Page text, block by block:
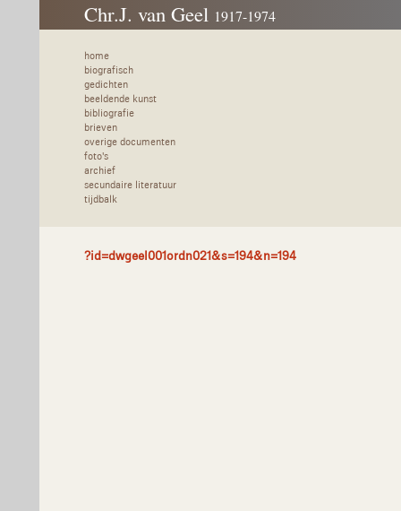
Chr.J. van Geel 1917-1974
home
biografisch
gedichten
beeldende kunst
bibliografie
brieven
overige documenten
foto's
archief
secundaire literatuur
tijdbalk
?id=dwgeel001ordn021&s=194&n=194